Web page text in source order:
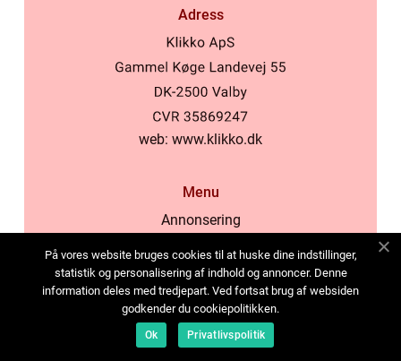
Adress
web: www.klikko.dk
Menu
Annonsering
Cookies
Kontakta oss
Sitemap
På vores website bruges cookies til at huske dine indstillinger,
statistik og personalisering af indhold og annoncer. Denne
information deles med tredjepart. Ved fortsat brug af websiden
godkender du cookiepolitikken.
Ok Privatlivspolitik